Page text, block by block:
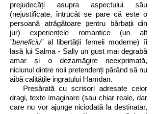
prejudecăți asupra aspectului său
(nejustificate, întrucât se pare că este o
persoană atrăgătoare pentru bărbații din
jur) experiențele romantice (un alt
”beneficiu”al libertății femeii moderne) îi
lasă lui Salma - Sally un gust mai degrabă
amar și o dezamăgire neexprimată,
niciunul dintre noii pretendenți părând să nu
aibă calitățile ingratului Hamdan.
Presărată cu scrisori adresate celor
dragi, texte imaginare (sau chiar reale, dar
care nu vor ajunge niciodată la destinatar,